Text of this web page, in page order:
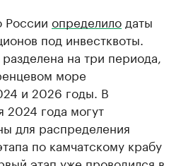
России определило даты
под инвестквоты.
на три периода,
море
и 2026 годы. В
2024 года могут
для распределения
по камчатскому крабу